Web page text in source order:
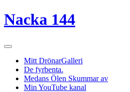
Nacka 144
Mitt DrönarGalleri
De fyrbenta.
Medans Ölen Skummar av
Min YouTube kanal